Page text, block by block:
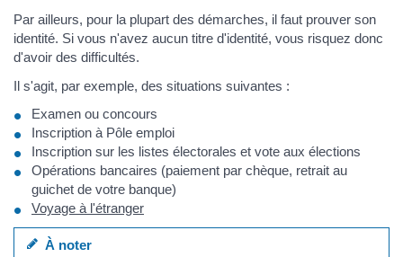
Par ailleurs, pour la plupart des démarches, il faut prouver son
identité. Si vous n'avez aucun titre d'identité, vous risquez donc
d'avoir des difficultés.
Il s'agit, par exemple, des situations suivantes :
Examen ou concours
Inscription à Pôle emploi
Inscription sur les listes électorales et vote aux élections
Opérations bancaires (paiement par chèque, retrait au
guichet de votre banque)
Voyage à l'étranger
À noter